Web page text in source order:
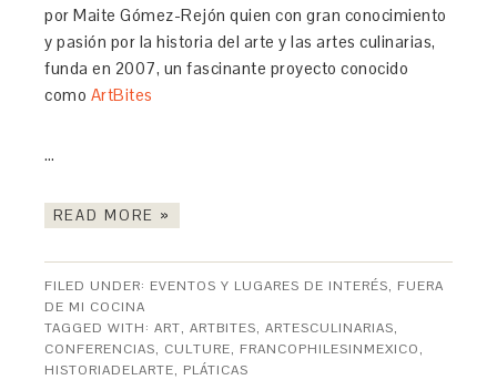
por Maite Gómez-Rejón quien con gran conocimiento
y pasión por la historia del arte y las artes culinarias,
funda en 2007, un fascinante proyecto conocido
como ArtBites
…
READ MORE »
FILED UNDER: EVENTOS Y LUGARES DE INTERÉS, FUERA
DE MI COCINA
TAGGED WITH:ART,ARTBITES,ARTESCULINARIAS,
CONFERENCIAS, CULTURE, FRANCOPHILESINMEXICO,
HISTORIADELARTE, PLÁTICAS